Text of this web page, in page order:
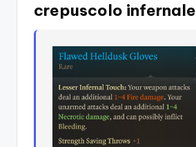
crepuscolo infernale